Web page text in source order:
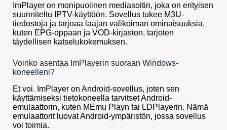
ImPlayer on monipuolinen mediasoitin, joka on erityisen
suunniteltu IPTV-käyttöön. Sovellus tukee M3U-
tiedostoja ja tarjoaa laajan valikoiman ominaisuuksia,
kuten EPG-oppaan ja VOD-kirjaston, tarjoten
täydellisen katselukokemuksen.
Voinko asentaa ImPlayerin suoraan Windows-
koneelleni?
Et voi. ImPlayer on Android-sovellus, joten sen
käyttämiseksi tietokoneella tarvitset Android-
emulaattorin, kuten MEmu Playn tai LDPlayerin. Nämä
emulaattorit luovat Android-ympäristön, jossa sovellus
voi toimia.